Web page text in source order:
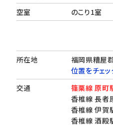
空室
のこり1室
所在地
福岡県糟
位置をチェッ
交通
篠栗線 原町
香椎線 長者
香椎線 伊賀
香椎線 酒殿